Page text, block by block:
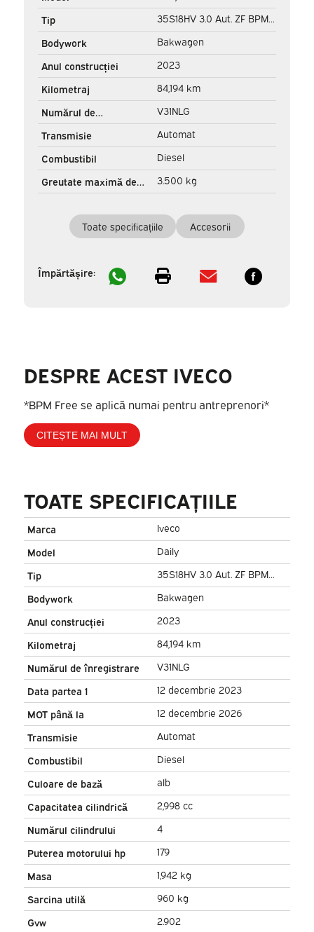
Tip
35S18HV 3.0 Aut. ZF BPM
GRATUIT! Camion cu cutie
basculantă/ Ușă laterală/
LED/ Spoiler/ Gev.Stoel/
Adapt.Cruise/ Navi/
Carplay/ Clima/ 440x210
Bodywork
Bakwagen
Anul construcției
2023
Kilometraj
84,194 km
Numărul de
înregistrare
V31NLG
Transmisie
Automat
Combustibil
Diesel
Greutate maximă de
3.500 kg
Toate specificațiile Accesorii
Împărtășire:
DESPRE ACEST IVECO
*BPM Free se aplică numai pentru antreprenori*
CITEȘTE MAI MULT
TOATE SPECIFICAȚIILE
Marca
Iveco
Model
Daily
Tip
35S18HV 3.0 Aut. ZF BPM
GRATUIT! Camion cu cutie
basculantă/ Ușă laterală/
LED/ Spoiler/ Gev.Stoel/
Adapt.Cruise/ Navi/ Carplay/
Clima/ 440x210
Bodywork
Bakwagen
Anul construcției
2023
Kilometraj
84,194 km
Numărul de înregistrare
V31NLG
Data partea 1
12 decembrie 2023
MOT până la
12 decembrie 2026
Transmisie
Automat
Combustibil
Diesel
Culoare de bază
alb
Capacitatea cilindrică
2,998 cc
Numărul cilindrului
4
Puterea motorului hp
179
Masa
1,942 kg
Sarcina utilă
960 kg
Gvw
2.902